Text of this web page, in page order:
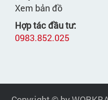
Xem bản đồ
Hợp tác đầu tư:
0983.852.025